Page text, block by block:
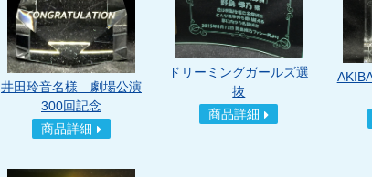
井田玲音名様 劇場公演
300回記念
商品詳細
ドリーミングガールズ選
抜
商品詳細